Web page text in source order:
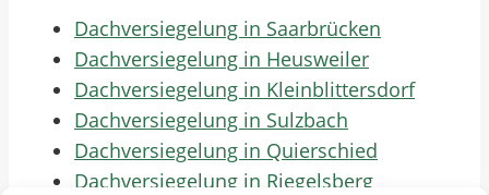
Dachversiegelung in Saarbrücken
Dachversiegelung in Heusweiler
Dachversiegelung in Kleinblittersdorf
Dachversiegelung in Sulzbach
Dachversiegelung in Quierschied
Dachversiegelung in Riegelsberg